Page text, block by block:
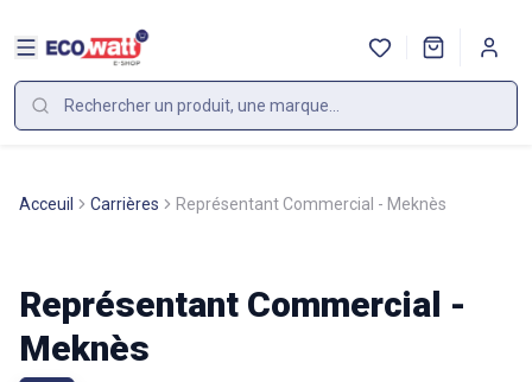
Acceuil Carrières Représentant Commercial - Meknès
Représentant Commercial -
Meknès